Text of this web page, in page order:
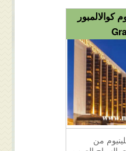
كوالالمبور
من